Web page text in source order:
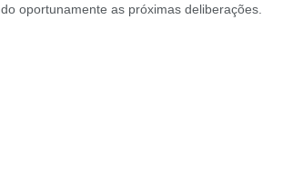
oportunamente as próximas deliberações.